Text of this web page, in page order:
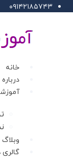
۰۹۱۴۲۱۸۵۷۴۳
خانه
درباره ما
آموزشی
وبلاگ
گالری ها